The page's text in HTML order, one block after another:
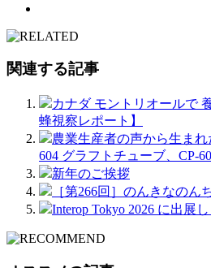
関連する記事
カナダ モントリオールで
蜂視察レポート】
農業生産者の声から生ま
604 グラフトチューブ、CP-
新年のご挨拶
［第266回］のんきなのん
Interop Tokyo 2026 に出展